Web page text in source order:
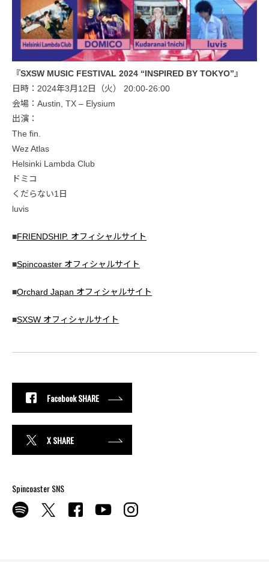
『SXSW MUSIC FESTIVAL 2024 “INSPIRED BY TOKYO”』
日時：2024年3月12日（火） 20:00-26:00
会場：Austin, TX – Elysium
出演：
The fin.
Wez Atlas
Helsinki Lambda Club
ドミコ
くだらない1日
luvis
■FRIENDSHIP. オフィシャルサイト
■Spincoaster オフィシャルサイト
■Orchard Japan オフィシャルサイト
■SXSW オフィシャルサイト
Facebook SHARE
X SHARE
Spincoaster SNS